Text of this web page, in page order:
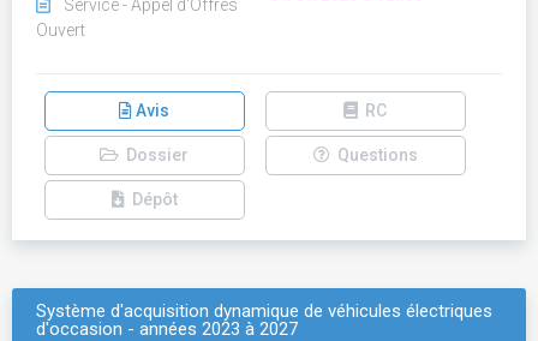
Service - Appel d'Offres
Ouvert
Avis RC
Dossier Questions
Dépôt
Système d'acquisition dynamique de véhicules électriques
d'occasion - années 2023 à 2027